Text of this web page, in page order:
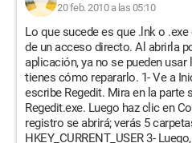
20 feb. 2010 a las 05:10
Lo que sucede es que .lnk o
de un acceso directo. Al abrirla
aplicación, ya no se pueden
tienes cómo repararlo. 1- Ve a
escribe Regedit. Mira en la parte
Regedit.exe. Luego haz clic en
registro se abrirá; verás 5
HKEY_CURRENT_USER 3-